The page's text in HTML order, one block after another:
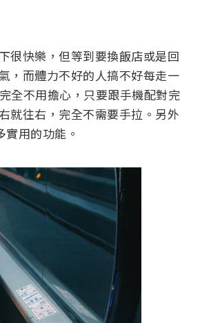
很快樂，但等到要換飯店或是回
，而體力不好的人搞不好每走一
全不用擔心，只要跟手機配對完
就往右，完全不需要手拉。另外
用的功能。